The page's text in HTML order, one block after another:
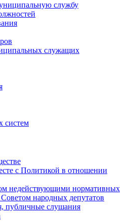
службу
служащих
систем
с Политикой в отношении
недействующими нормативных
народных депутатов
публичные слушания